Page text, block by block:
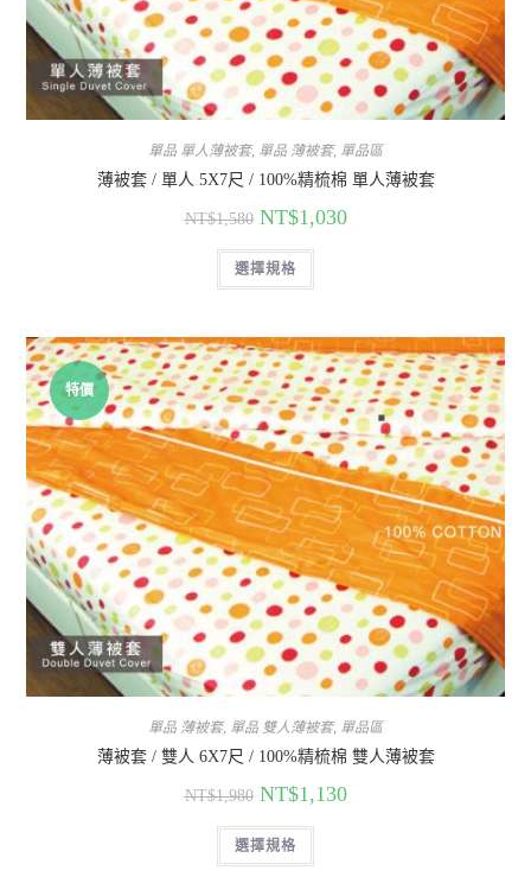
單品 單人薄被套, 單品 薄被套, 單品區
薄被套 / 單人 5X7尺 / 100%精梳棉 單人薄被套
NT$1,580 NT$1,030
選擇規格
特價
單品 薄被套, 單品 雙人薄被套, 單品區
薄被套 / 雙人 6X7尺 / 100%精梳棉 雙人薄被套
NT$1,980 NT$1,130
選擇規格